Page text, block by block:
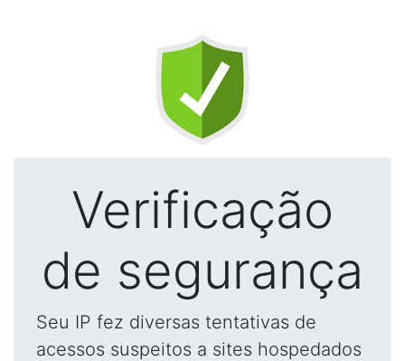
Verificação
de segurança
Seu IP fez diversas tentativas de
acessos suspeitos a sites hospedados